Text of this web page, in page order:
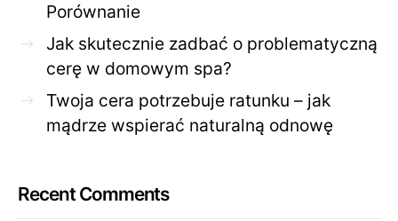
Porównanie
Jak skutecznie zadbać o problematyczną
cerę w domowym spa?
Twoja cera potrzebuje ratunku – jak
mądrze wspierać naturalną odnowę
Recent Comments